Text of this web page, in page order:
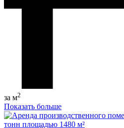
за м2
Показать больше